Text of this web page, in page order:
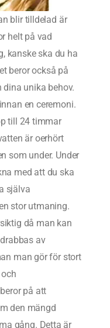
blir tilldelad är
helt på vad
kanske ska du ha
beror också på
dina unika behov.
en ceremoni.
till 24 timmar
är oerhört
som under. Under
med att du ska
själva
stor utmaning.
då man kan
av
man gör för stort
på att
den mängd
gång. Detta är